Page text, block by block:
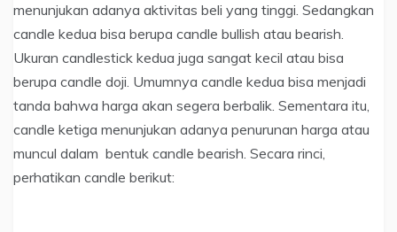
menunjukan adanya aktivitas beli yang tinggi. Sedangkan
candle kedua bisa berupa candle bullish atau bearish.
Ukuran candlestick kedua juga sangat kecil atau bisa
berupa candle doji. Umumnya candle kedua bisa menjadi
tanda bahwa harga akan segera berbalik. Sementara itu,
candle ketiga menunjukan adanya penurunan harga atau
muncul dalam bentuk candle bearish. Secara rinci,
perhatikan candle berikut: